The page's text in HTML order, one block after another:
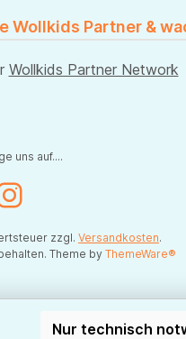
Wollkids Partner &
Wollkids Partner Network
uns auf....
zzgl. Versandkosten.
Theme by ThemeWare®
Nur technisch